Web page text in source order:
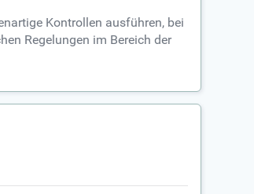
Kontrollen ausführen, bei
Regelungen im Bereich der